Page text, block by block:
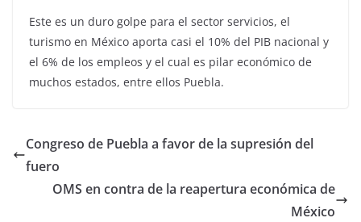
Este es un duro golpe para el sector servicios, el
turismo en México aporta casi el 10% del PIB nacional y
el 6% de los empleos y el cual es pilar económico de
muchos estados, entre ellos Puebla.
Congreso de Puebla a favor de la supresión del
fuero
OMS en contra de la reapertura económica de
México